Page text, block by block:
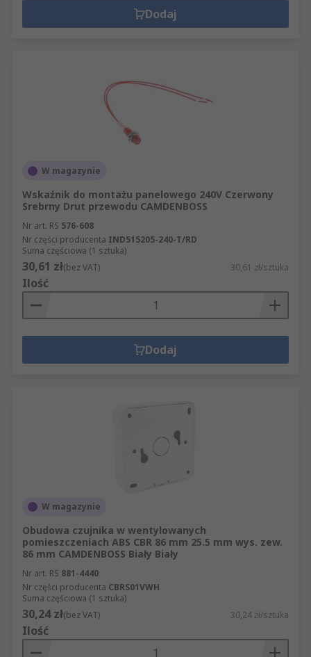
Dodaj
W magazynie
Wskaźnik do montażu panelowego 240V Czerwony
Srebrny Drut przewodu CAMDENBOSS
Nr art. RS 576-608
Nr części producenta IND515205-240-T/RD
Suma częściowa (1 sztuka)
30,61 zł(bez VAT) 30,61 zł/sztuka
Ilość
Dodaj
W magazynie
Obudowa czujnika w wentylowanych
pomieszczeniach ABS CBR 86 mm 25.5 mm wys. zew.
86 mm CAMDENBOSS Biały Biały
Nr art. RS 881-4440
Nr części producenta CBRS01VWH
Suma częściowa (1 sztuka)
30,24 zł(bez VAT) 30,24 zł/sztuka
Ilość